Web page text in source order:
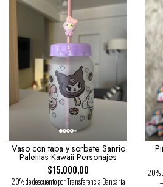
Vaso con tapa y sorbete Sanrio
Paletitas Kawaii Personajes
$15.000,00
20% de descuento por Transferencia Bancaria
20%